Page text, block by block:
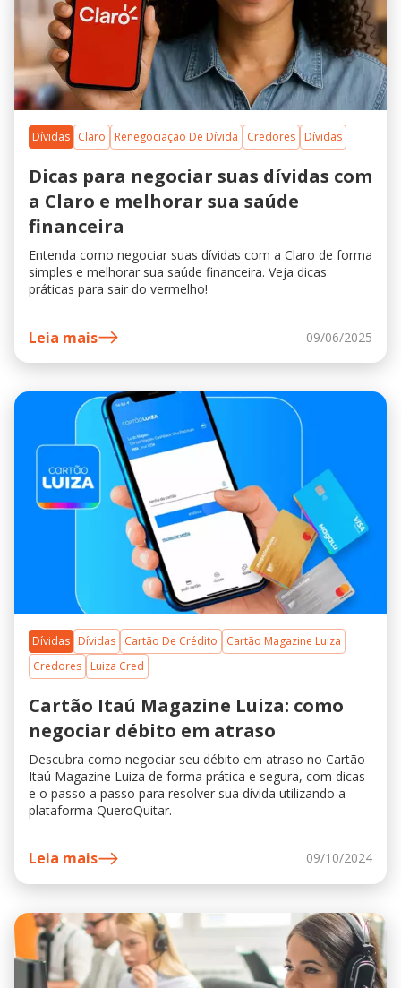
Dívidas Claro Renegociação De Dívida Credores Dívidas
Dicas para negociar suas dívidas com
a Claro e melhorar sua saúde
financeira
Entenda como negociar suas dívidas com a Claro de forma
simples e melhorar sua saúde financeira. Veja dicas
práticas para sair do vermelho!
Leia mais 09/06/2025
Dívidas Dívidas Cartão De Crédito
Cartão Magazine Luiza
Credores
Luiza Cred
Cartão Itaú Magazine Luiza: como
negociar débito em atraso
Descubra como negociar seu débito em atraso no Cartão
Itaú Magazine Luiza de forma prática e segura, com dicas
e o passo a passo para resolver sua dívida utilizando a
plataforma QueroQuitar.
Leia mais 09/10/2024